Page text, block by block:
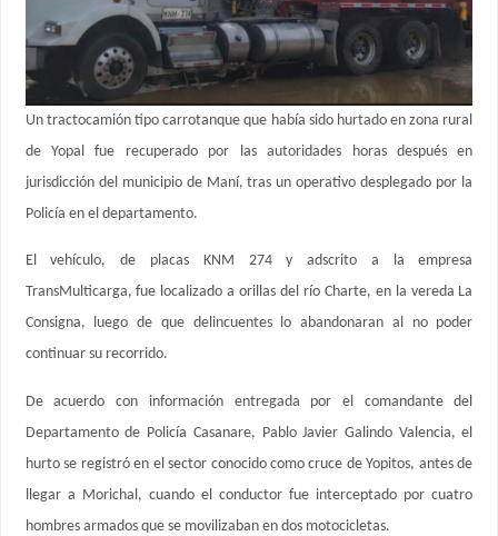
Un tractocamión tipo carrotanque que había sido hurtado en zona rural
de Yopal fue recuperado por las autoridades horas después en
jurisdicción del municipio de Maní, tras un operativo desplegado por la
Policía en el departamento.
El vehículo, de placas KNM 274 y adscrito a la empresa
TransMulticarga, fue localizado a orillas del río Charte, en la vereda La
Consigna, luego de que delincuentes lo abandonaran al no poder
continuar su recorrido.
De acuerdo con información entregada por el comandante del
Departamento de Policía Casanare, Pablo Javier Galindo Valencia, el
hurto se registró en el sector conocido como cruce de Yopitos, antes de
llegar a Morichal, cuando el conductor fue interceptado por cuatro
hombres armados que se movilizaban en dos motocicletas.